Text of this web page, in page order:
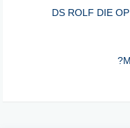
DS ROLF DIE